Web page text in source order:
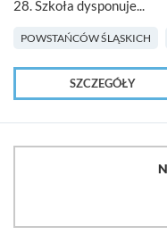
28. Szkoła dysponuje...
POWSTAŃCÓW ŚLĄSKICH
SZCZEGÓŁY